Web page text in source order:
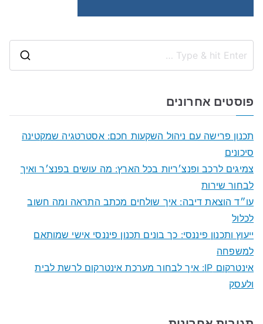
פוסטים אחרונים
תכנון פרישה עם ניהול השקעות חכם: אסטרטגיה שמקטינה
סיכונים
צמיגים לרכב ופנצ׳ריות בכל הארץ: מה עושים בפנצ׳ר ואיך
לבחור שירות
עו״ד הוצאת דיבה: איך שולחים מכתב התראה ומה חשוב
לכלול
ייעוץ ותכנון פיננסי: כך בונים תכנון פיננסי אישי שמותאם
למשפחה
אינטרקום IP: איך לבחור מערכת אינטרקום לרשת לבית
ולעסק